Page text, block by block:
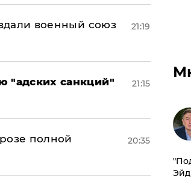
военный союз
21:19
"адских санкций"
21:15
полной
20:35